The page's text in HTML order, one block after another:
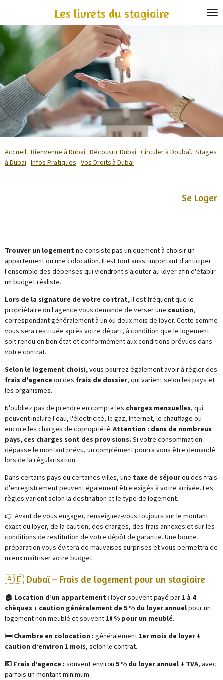
contenu
principal
Les livrets du stagiaire
Accueil. Bienvenue à Dubai. Découvrir Dubai. Circuler à Doubaï. Stages
à Dubaï. Infos Pratiques. Vos Droits à Dubaï
Se Loger
Trouver un logement ne consiste pas uniquement à choisir un
appartement ou une colocation. Il est tout aussi important d'anticiper
l'ensemble des dépenses qui viendront s'ajouter au loyer afin d'établir
un budget réaliste.
Lors de la signature de votre contrat,il est fréquent que le
propriétaire ou l'agence vous demande de verser une caution,
correspondant généralement à un ou deux mois de loyer. Cette somme
vous sera restituée après votre départ, à condition que le logement
soit rendu en bon état et conformément aux conditions prévues dans
votre contrat.
Selon le logement choisi,vous pourrez également avoir à régler des
frais d'agence ou des frais de dossier, qui varient selon les pays et
les organismes.
N'oubliez pas de prendre en compte les charges mensuelles, qui
peuvent inclure l'eau, l'électricité, le gaz, Internet, le chauffage ou
encore les charges de copropriété. Attention : dans de nombreux
pays, ces charges sont des provisions. Si votre consommation
dépasse le montant prévu, un complément pourra vous être demandé
lors de la régularisation.
Dans certains pays ou certaines villes, une taxe de séjourou des frais
d'enregistrement peuvent également être exigés à votre arrivée. Les
règles varient selon la destination et le type de logement.
👉 Avant de vous engager, renseignez-vous toujours sur le montant
exact du loyer, de la caution, des charges, des frais annexes et sur les
conditions de restitution de votre dépôt de garantie. Une bonne
préparation vous évitera de mauvaises surprises et vous permettra de
mieux maîtriser votre budget.
🇦🇪 Dubaï – Frais de logement pour un stagiaire
🏠 Location d’un appartement : loyer souvent payé par 1 à 4
chèques + caution généralement de 5 % du loyer annuelpour un
logement non meublé et souvent 10 % pour un meublé.
🛏️ Chambre en colocation : généralement 1er mois de loyer +
caution d’environ 1 mois, selon le contrat.
💶 Frais d’agence : souvent environ 5 % du loyer annuel + TVA, avec
parfois un montant minimum.